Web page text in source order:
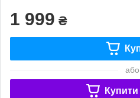
1 999 ₴
або
Купити